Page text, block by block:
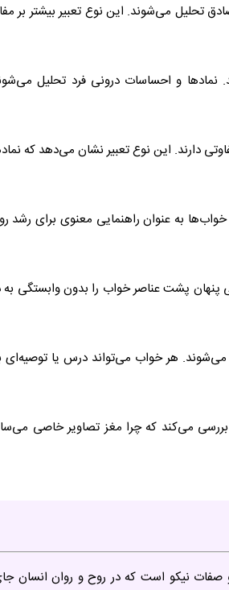
تحلیل می‌شوند. این نوع تعبیر بیشتر بر
نمادها و احساسات درونی فرد تحلیل
دارند. این نوع تعبیر نشان می‌دهد که
خواب‌ها به عنوان راهنمایی معنوی برای رشد
پنهان پشت عناصر خواب را بدون وابستگی
می‌شوند. هر خواب می‌تواند درس یا توصیه‌ای
می‌کند که چرا مغز تصاویر خاصی
صفات نیکو است که در روح و روان انسان